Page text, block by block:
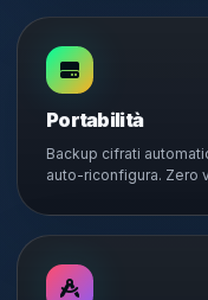
Portabilità
Backup cifrati
auto-riconfigura. Zero